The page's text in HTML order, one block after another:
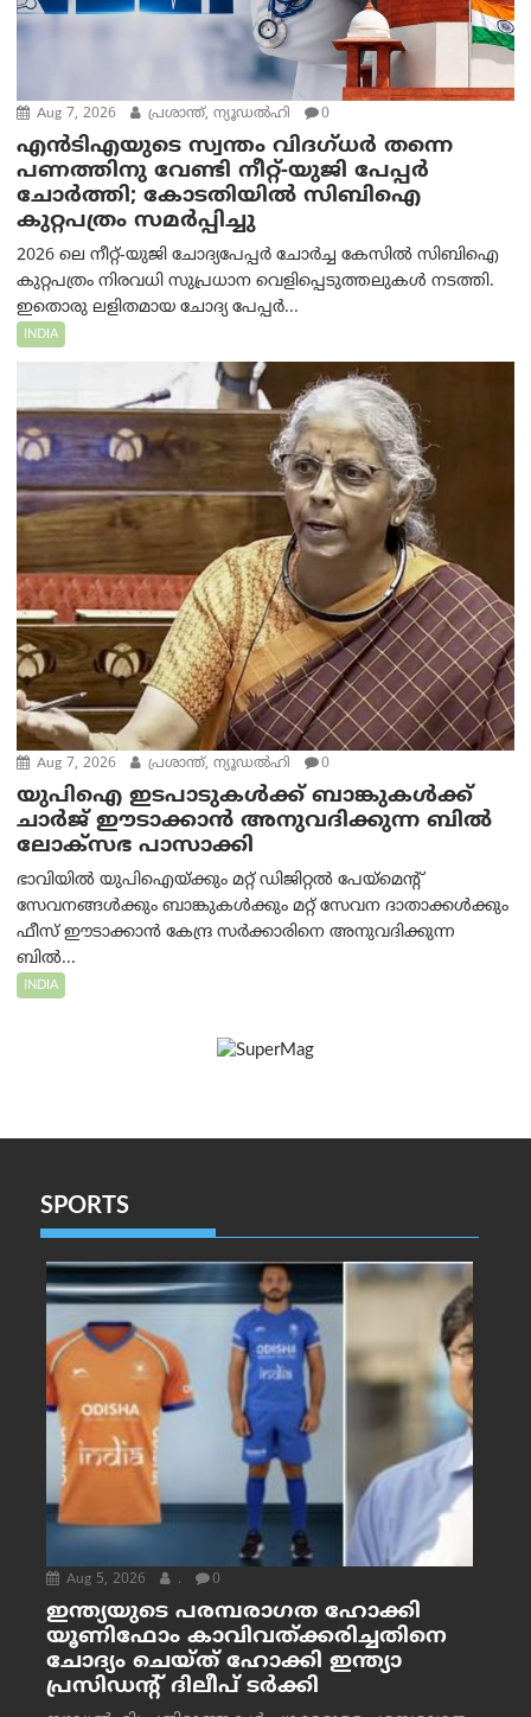
Aug 7, 2026 പ്രശാന്ത്, ന്യൂഡല്‍ഹി 0
എൻ‌ടി‌എയുടെ സ്വന്തം വിദഗ്ധർ തന്നെ
പണത്തിനു വേണ്ടി നീറ്റ്-യു‌ജി പേപ്പർ
ചോർത്തി; കോടതിയില്‍ സിബിഐ
കുറ്റപത്രം സമര്‍പ്പിച്ചു
2026 ലെ നീറ്റ്-യുജി ചോദ്യപേപ്പർ ചോർച്ച കേസിൽ സിബിഐ
കുറ്റപത്രം നിരവധി സുപ്രധാന വെളിപ്പെടുത്തലുകൾ നടത്തി.
ഇതൊരു ലളിതമായ ചോദ്യ പേപ്പർ...
INDIA
Aug 7, 2026 പ്രശാന്ത്, ന്യൂഡല്‍ഹി 0
യുപിഐ ഇടപാടുകൾക്ക് ബാങ്കുകൾക്ക്
ചാർജ് ഈടാക്കാൻ അനുവദിക്കുന്ന ബിൽ
ലോക്‌സഭ പാസാക്കി
ഭാവിയിൽ യുപിഐയ്ക്കും മറ്റ് ഡിജിറ്റൽ പേയ്‌മെന്റ്
സേവനങ്ങൾക്കും ബാങ്കുകൾക്കും മറ്റ് സേവന ദാതാക്കൾക്കും
ഫീസ് ഈടാക്കാൻ കേന്ദ്ര സർക്കാരിനെ അനുവദിക്കുന്ന
ബിൽ...
INDIA
SPORTS
Aug 5, 2026 . 0
ഇന്ത്യയുടെ പരമ്പരാഗത ഹോക്കി
യൂണിഫോം കാവിവത്ക്കരിച്ചതിനെ
ചോദ്യം ചെയ്ത് ഹോക്കി ഇന്ത്യാ
പ്രസിഡന്റ് ദിലീപ് ടര്‍ക്കി